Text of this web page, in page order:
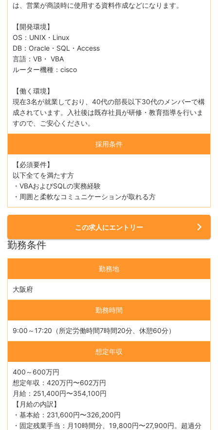
は、営業が商談時に使用する資料作成などになります。
【開発環境】
OS：UNIX・Linux
DB：Oracle・SQL・Access
言語：VB・ VBA
ルーター機種：cisco
【働く環境】
現在3名が就業しており、40代の部⻑以下30代のメンバーで構
成されています。入社後は既存社員が研修・教育指導を行いま
すので、ご安心ください。
採用条件
【必須要件】
以下全てを満たす方
・VBAおよびSQLの実務経験
・周囲と柔軟なコミュニケーションが取れる方
この求人にエントリー
勤務条件
勤務地
大阪府
勤務時間
9:00～17:20（所定労働時間7時間20分、休憩60分）
想定年収
400～600万円
想定年収：420万円〜602万円
月給：251,400円〜354,100円
【月給の内訳】
・基本給：231,600円〜326,200円
・固定残業手当：月10時間分、19,800円〜27,900円。超過分